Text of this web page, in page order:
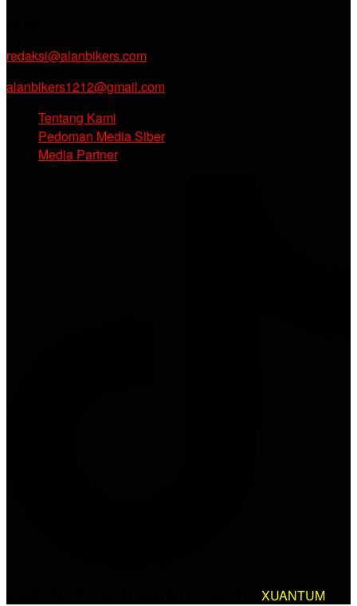
redaksi@alanbikers.com
alanbikers1212@gmail.com
Tentang Kami
Pedoman Media Siber
Media Partner
XUANTUM